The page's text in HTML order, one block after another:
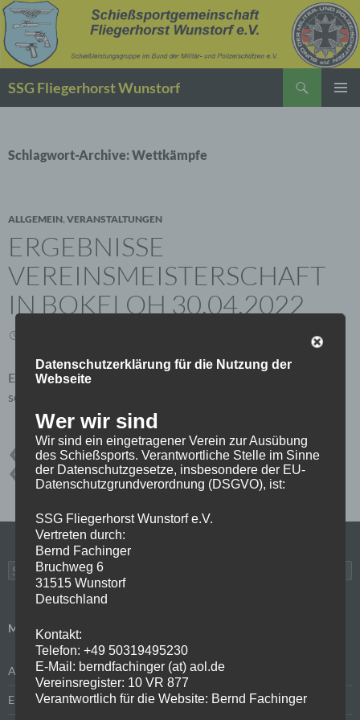
SSG Fliegerhorst Wunstorf
Schlagwort-Archive: Wettkämpfe
ALLGEMEIN, VERANSTALTUNGEN
ERGEBNISSE
VEREINSMEISTERSCHAFT
IN BOKELOH 30.04.2022
Entschuldigung aber Du bist nicht berechtigt, dieses Post zu
sehen. Bitte mit Deinen Zugangsdaten anmelden:
2022 BOKELOH ERGEBNISSE
VEREINSMEISTERSCHAFT
VM
WETTKÄMPFE
Suchen
nach:
META
Anmelden
Eintrags-Feed
Datenschutzerklärung für die Nutzung der
Webseite
Wer wir sind
Wir sind ein eingetragener Verein zur Ausübung
des Schießsports. Verantwortliche Stelle im Sinne
der Datenschutzgesetze, insbesondere der EU-
Datenschutzgrundverordnung (DSGVO), ist:
SSG Fliegerhorst Wunstorf e.V.
Vertreten durch:
Bernd Fachinger
Bruchweg 6
31515 Wunstorf
Deutschland
Kontakt:
Telefon: +49 50319495230
E-Mail: berndfachinger (at) aol.de
Vereinsregister: 10 VR 877
Verantwortlich für die Website: Bernd Fachinger